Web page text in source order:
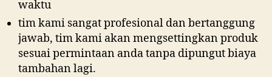
waktu
tim kami sangat profesional dan bertanggung
jawab, tim kami akan mengsettingkan produk
sesuai permintaan anda tanpa dipungut biaya
tambahan lagi.